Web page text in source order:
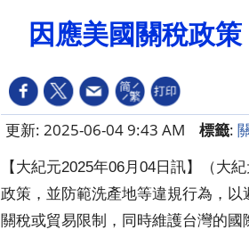
因應美國關稅政
更新: 2025-06-04 9:43 AM 標籤:
【大紀元2025年06月04日訊】（大
政策，並防範洗產地等違規行為，
關稅或貿易限制，同時維護台灣的